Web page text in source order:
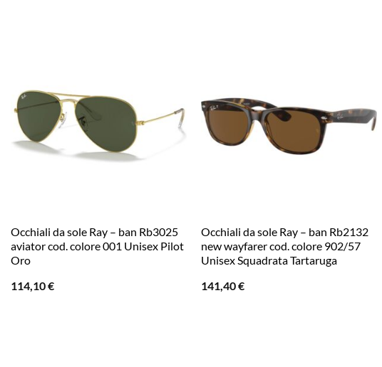
Occhiali da sole Ray – ban Rb3025
aviator cod. colore 001 Unisex Pilot
Oro
114,10€
Occhiali da sole Ray – ban Rb2132
new wayfarer cod. colore 902/57
Unisex Squadrata Tartaruga
141,40€